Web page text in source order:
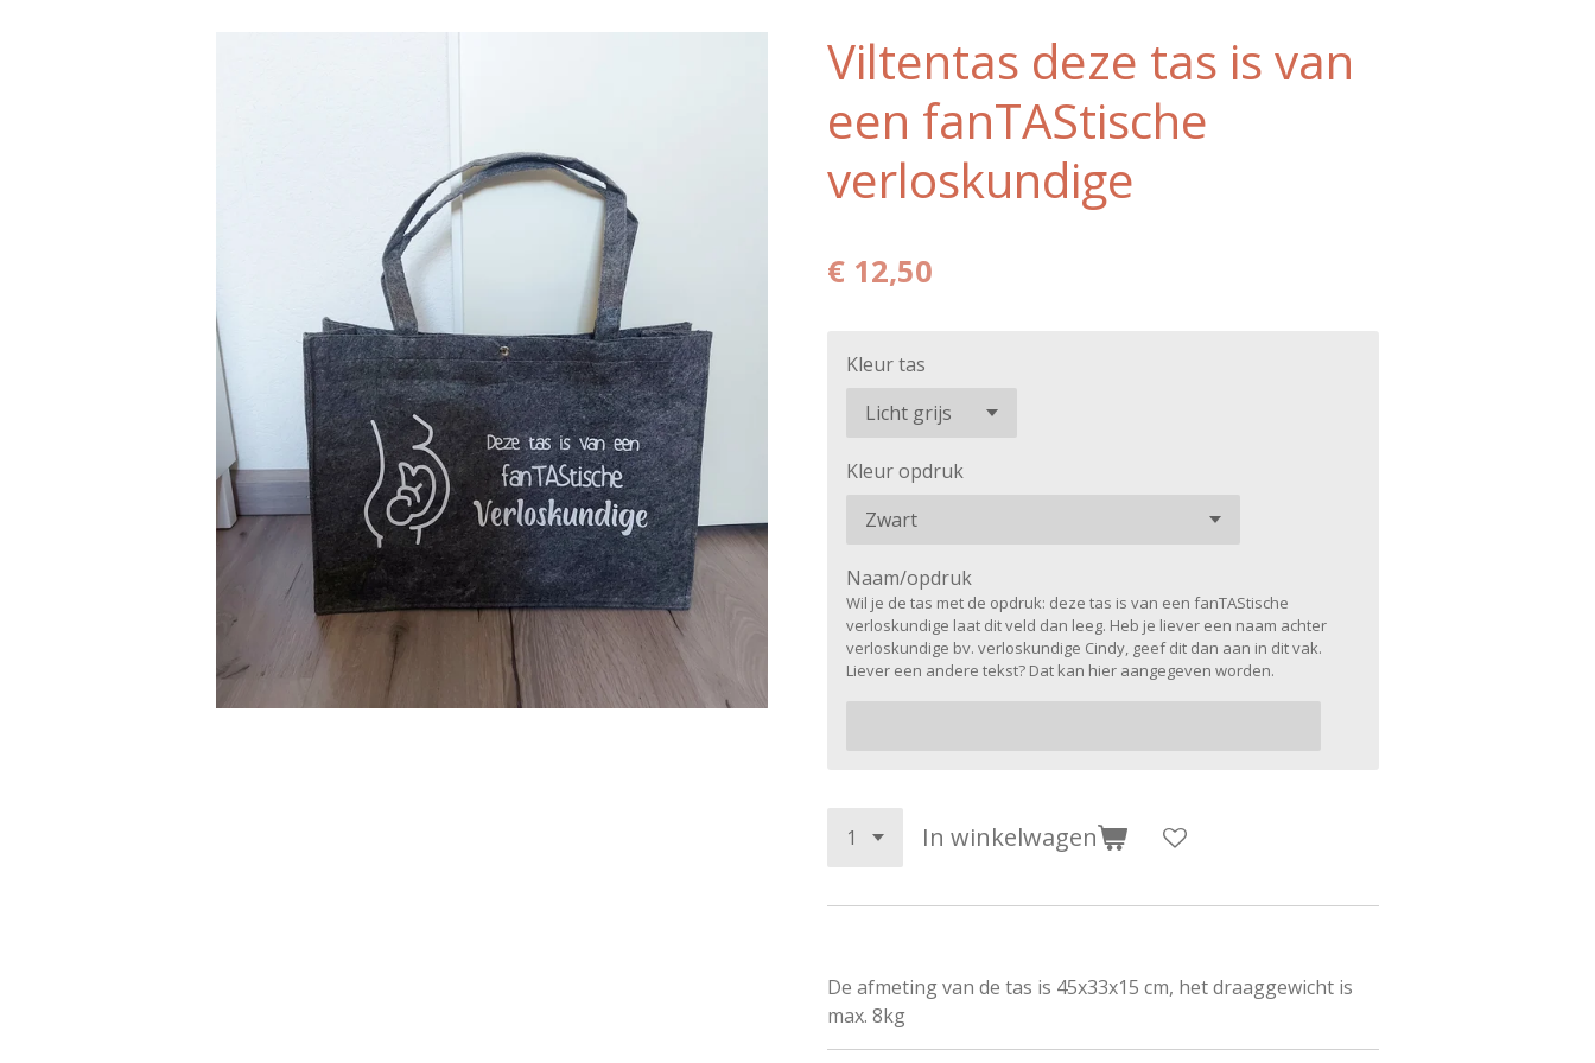
Viltentas deze tas is van
een fanTAStische
verloskundige
€ 12,50
Kleur tas
Kleur opdruk
Naam/opdruk
Wil je de tas met de opdruk: deze tas is van een fanTAStische
verloskundige laat dit veld dan leeg. Heb je liever een naam achter
verloskundige bv. verloskundige Cindy, geef dit dan aan in dit vak.
Liever een andere tekst? Dat kan hier aangegeven worden.
In winkelwagen
De afmeting van de tas is 45x33x15 cm, het draaggewicht is
max. 8kg